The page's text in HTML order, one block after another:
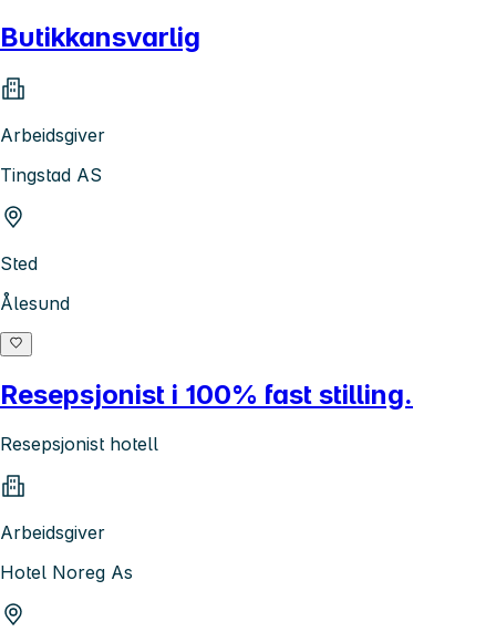
Butikkansvarlig
Arbeidsgiver
Tingstad AS
Sted
Ålesund
Resepsjonist i 100% fast stilling.
Resepsjonist hotell
Arbeidsgiver
Hotel Noreg As